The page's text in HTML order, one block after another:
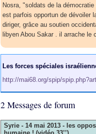
Nosra, "soldats de la
est parfois opportun de dévoiler
diriger, grâce au soutien
libyen Abou Sakar . il arrache
Les forces spéciales
http://mai68.org/spip/
2 Messages de forum
Syrie - 14 mai 2013 - les